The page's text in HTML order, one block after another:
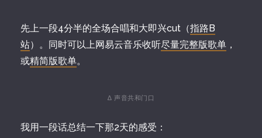
先上一段4分半的全场合唱和大即兴cut（指路B
站）。同时可以上网易云音乐收听尽量完整版歌单 ，
或精简版歌单。
∆ 声音共和门口
我用一段话总结一下那2天的感受：